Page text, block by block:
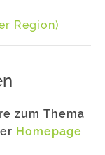
Region)
zum Thema
Homepage